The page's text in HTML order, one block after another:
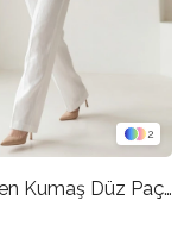
2
Ekru Keten Kumaş Düz Paça Pantolon